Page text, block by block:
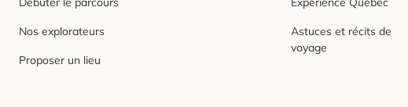
Nos explorateurs
Proposer un lieu
Astuces et récits de
voyage